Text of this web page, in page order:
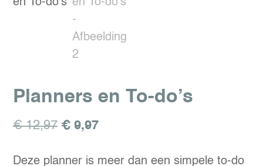
Planners en To-do’s
€12,97 Oorspronkelijke
€ 9,97Huidige
Deze planner is meer dan een simpele to-do